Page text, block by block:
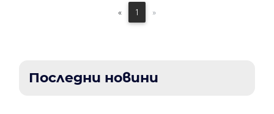
« 1 »
Последни новини